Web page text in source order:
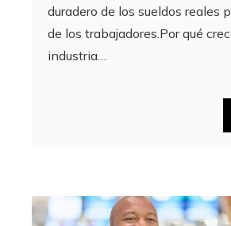
duradero de los sueldos reales
de los trabajadores.Por qué
industria…